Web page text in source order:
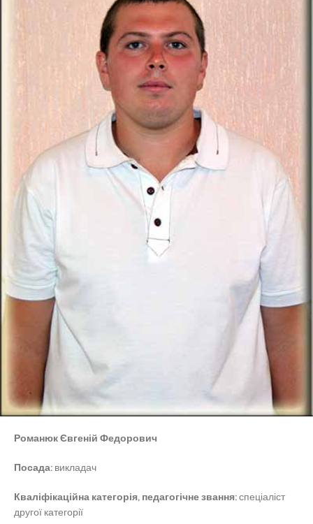
Романюк Євгеній Федорович
Посада: викладач
Кваліфікаційна категорія, педагогічне звання:спеціаліст
другої категорії